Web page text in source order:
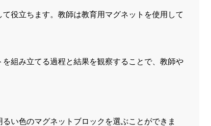
役立ちます。教師は教育用マグネットを使用して
組み立てる過程と結果を観察することで、教師や
い色のマグネットブロックを選ぶことができま